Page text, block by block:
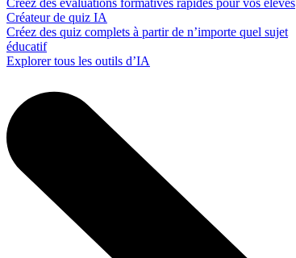
Créez des évaluations formatives rapides pour vos élèves
Créateur de quiz IA
Créez des quiz complets à partir de n’importe quel sujet
éducatif
Explorer tous les outils d’IA